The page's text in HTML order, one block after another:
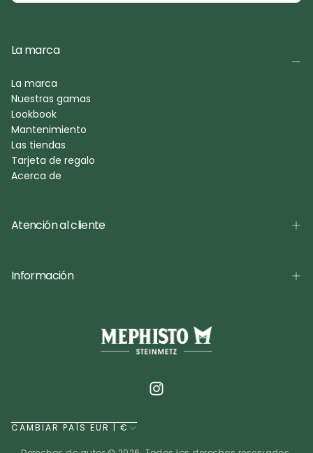
La marca
La marca
Nuestras gamas
Lookbook
Mantenimiento
Las tiendas
Tarjeta de regalo
Acerca de
Atención al cliente
Información
CAMBIAR PAÍS EUR | €